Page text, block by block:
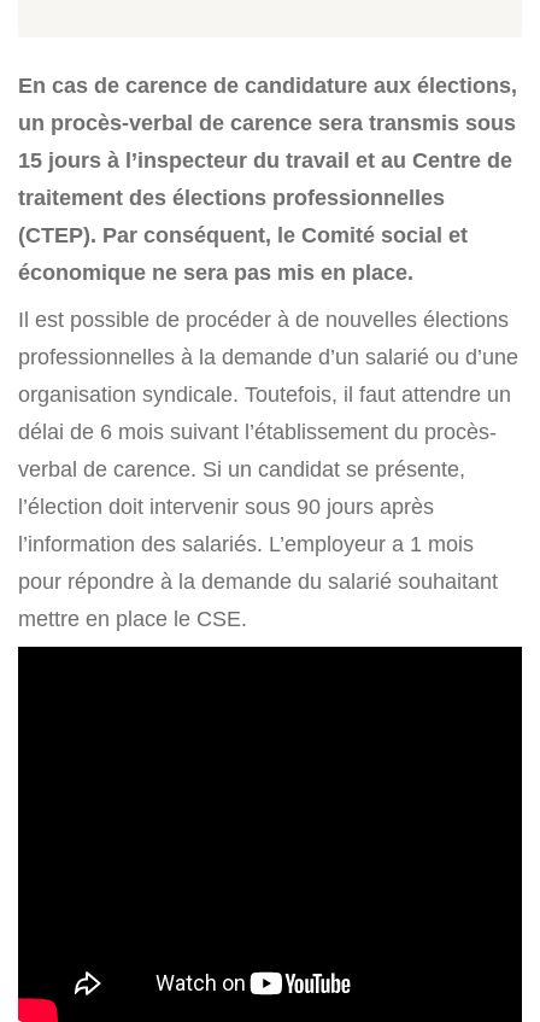
En cas de carence de candidature aux élections,
un procès-verbal de carence sera transmis sous
15 jours à l’inspecteur du travail et au Centre de
traitement des élections professionnelles
(CTEP). Par conséquent, le Comité social et
économique ne sera pas mis en place.
Il est possible de procéder à de nouvelles élections
professionnelles à la demande d’un salarié ou d’une
organisation syndicale. Toutefois, il faut attendre un
délai de 6 mois suivant l’établissement du procès-
verbal de carence. Si un candidat se présente,
l’élection doit intervenir sous 90 jours après
l’information des salariés. L’employeur a 1 mois
pour répondre à la demande du salarié souhaitant
mettre en place le CSE.